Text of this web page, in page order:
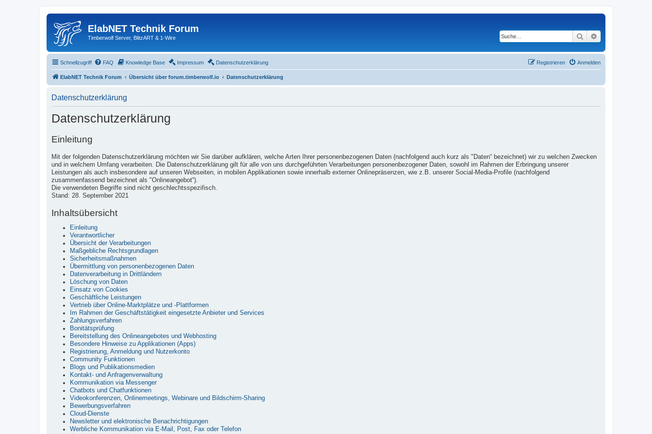
ElabNET Technik Forum
Timberwolf Server, BlitzART & 1-Wire Suche
Schnellzugriff FAQ Knowledge Base Impressum Datenschutzerklärung Anmelden
Registrieren
ElabNET Technik Forum Übersicht über forum.timberwolf.io Datenschutzerklärung
Datenschutzerklärung
Datenschutzerklärung
Einleitung
Mit der folgenden Datenschutzerklärung möchten wir Sie darüber aufklären, welche Arten Ihrer personenbezogenen Daten (nachfolgend auch kurz als "Daten“ bezeichnet) wir zu welchen Zwecken
und in welchem Umfang verarbeiten. Die Datenschutzerklärung gilt für alle von uns durchgeführten Verarbeitungen personenbezogener Daten, sowohl im Rahmen der Erbringung unserer
Leistungen als auch insbesondere auf unseren Webseiten, in mobilen Applikationen sowie innerhalb externer Onlinepräsenzen, wie z.B. unserer Social-Media-Profile (nachfolgend
zusammenfassend bezeichnet als "Onlineangebot“).
Die verwendeten Begriffe sind nicht geschlechtsspezifisch.
Stand: 28. September 2021
Inhaltsübersicht
Einleitung
Verantwortlicher
Übersicht der Verarbeitungen
Maßgebliche Rechtsgrundlagen
Sicherheitsmaßnahmen
Übermittlung von personenbezogenen Daten
Datenverarbeitung in Drittländern
Löschung von Daten
Einsatz von Cookies
Geschäftliche Leistungen
Vertrieb über Online-Marktplätze und -Plattformen
Im Rahmen der Geschäftstätigkeit eingesetzte Anbieter und Services
Zahlungsverfahren
Bonitätsprüfung
Bereitstellung des Onlineangebotes und Webhosting
Besondere Hinweise zu Applikationen (Apps)
Registrierung, Anmeldung und Nutzerkonto
Community Funktionen
Blogs und Publikationsmedien
Kontakt- und Anfragenverwaltung
Kommunikation via Messenger
Chatbots und Chatfunktionen
Videokonferenzen, Onlinemeetings, Webinare und Bildschirm-Sharing
Bewerbungsverfahren
Cloud-Dienste
Newsletter und elektronische Benachrichtigungen
Werbliche Kommunikation via E-Mail, Post, Fax oder Telefon